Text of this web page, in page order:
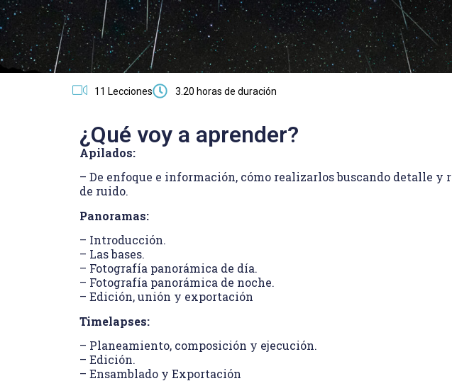
11 Lecciones 3.20 horas de duración
¿Qué voy a aprender?
Apilados:
– De enfoque e información, cómo realizarlos buscando detalle y
de ruido.
Panoramas:
– Introducción.
– Las bases.
– Fotografía panorámica de día.
– Fotografía panorámica de noche.
– Edición, unión y exportación
Timelapses:
– Planeamiento, composición y ejecución.
– Edición.
– Ensamblado y Exportación